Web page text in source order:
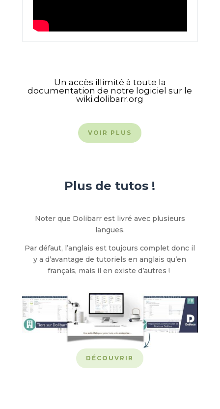
Un accès illimité à toute la
documentation de notre logiciel sur le
wiki.dolibarr.org
VOIR PLUS
Plus de tutos !
Noter que Dolibarr est livré avec plusieurs
langues.
Par défaut, l’anglais est toujours complet donc il
y a d’avantage de tutoriels en anglais qu’en
français, mais il en existe d’autres !
DÉCOUVRIR